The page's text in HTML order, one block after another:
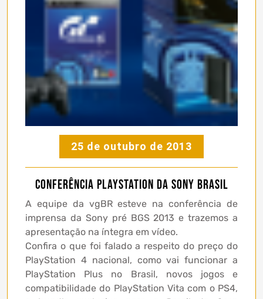
25 de outubro de 2013
Conferência PlayStation da Sony Brasil
A equipe da vgBR esteve na conferência de
imprensa da Sony pré BGS 2013 e trazemos a
apresentação na íntegra em vídeo.
Confira o que foi falado a respeito do preço do
PlayStation 4 nacional, como vai funcionar a
PlayStation Plus no Brasil, novos jogos e
compatibilidade do PlayStation Vita com o PS4,